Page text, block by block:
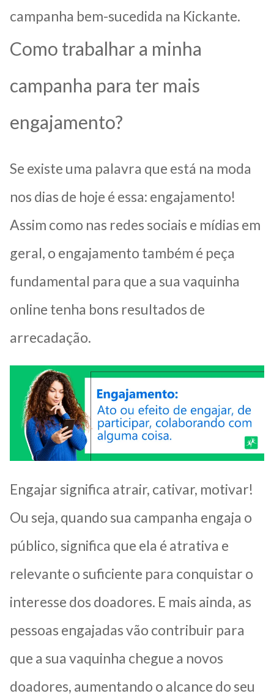
campanha bem-sucedida na Kickante.
Como trabalhar a minha
campanha para ter mais
engajamento?
Se existe uma palavra que está na moda
nos dias de hoje é essa: engajamento!
Assim como nas redes sociais e mídias em
geral, o engajamento também é peça
fundamental para que a sua vaquinha
online tenha bons resultados de
arrecadação.
Engajar significa atrair, cativar, motivar!
Ou seja, quando sua campanha engaja o
público, significa que ela é atrativa e
relevante o suficiente para conquistar o
interesse dos doadores. E mais ainda, as
pessoas engajadas vão contribuir para
que a sua vaquinha chegue a novos
doadores, aumentando o alcance do seu